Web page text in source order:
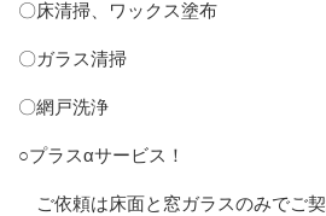
〇床清掃、ワックス塗布
〇ガラス清掃
〇網戸洗浄
○プラスαサービス！
ご依頼は床面と窓ガラスのみでご